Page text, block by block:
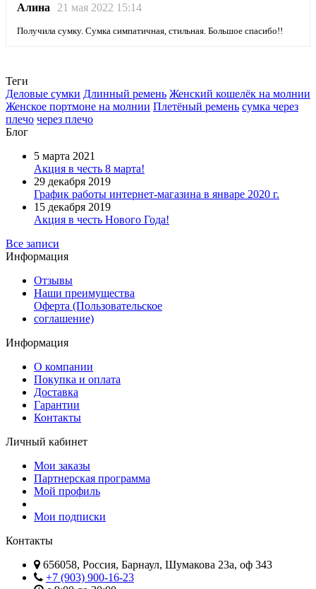
Алина 21 мая 2022 15:14
Получила сумку. Сумка симпатичная, стильная. Большое спасибо!!
Теги
Деловые сумки Длинный ремень Женский кошелёк на молнии
Женское портмоне на молнии Плетёный ремень сумка через
плечо через плечо
Блог
5 марта 2021
Акция в честь 8 марта!
29 декабря 2019
График работы интернет-магазина в январе 2020 г.
15 декабря 2019
Акция в честь Нового Года!
Все записи
Информация
Отзывы
Наши преимущества
Оферта (Пользовательское
соглашение)
Информация
О компании
Покупка и оплата
Доставка
Гарантии
Контакты
Личный кабинет
Мои заказы
Партнерская программа
Мой профиль
Мои подписки
Контакты
656058, Россия, Барнаул, Шумакова 23а, оф 343
+7 (903) 900-16-23